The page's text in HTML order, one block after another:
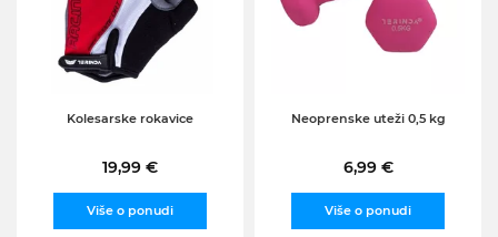
Kolesarske rokavice
19,99 €
Više o ponudi
Neoprenske uteži 0,5 kg
6,99 €
Više o ponudi